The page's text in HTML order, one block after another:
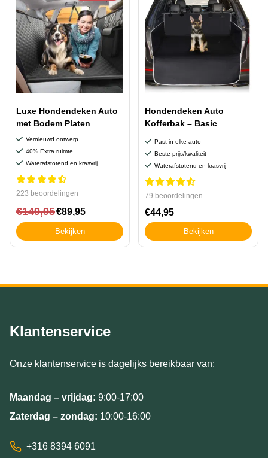
Luxe Hondendeken Auto
met Bodem Platen
Vernieuwd ontwerp
40% Extra ruimte
Waterafstotend en krasvrij
223 beoordelingen
€149,95€89,95
Bekijken
Hondendeken Auto
Kofferbak – Basic
Past in elke auto
Beste prijs/kwaliteit
Waterafstotend en krasvrij
79 beoordelingen
€44,95
Bekijken
Klantenservice
Onze klantenservice is dagelijks bereikbaar van:
Maandag – vrijdag: 9:00-17:00
Zaterdag – zondag: 10:00-16:00
+316 8394 6091